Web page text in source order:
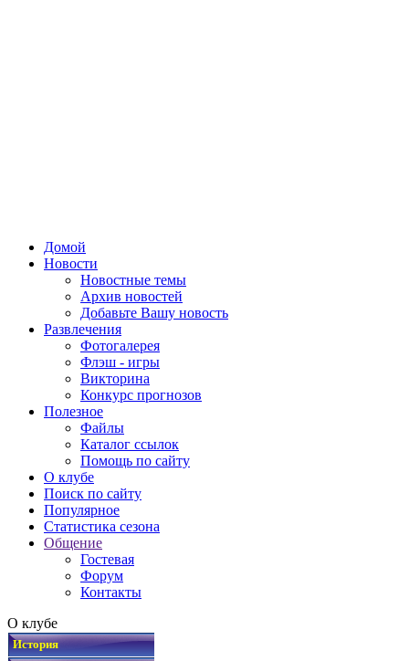
Домой
Новости
Новостные темы
Архив новостей
Добавьте Вашу новость
Развлечения
Фотогалерея
Флэш - игры
Викторина
Конкурс прогнозов
Полезное
Файлы
Каталог ссылок
Помощь по сайту
О клубе
Поиск по сайту
Популярное
Статистика сезона
Общение
Гостевая
Форум
Контакты
О клубе
История